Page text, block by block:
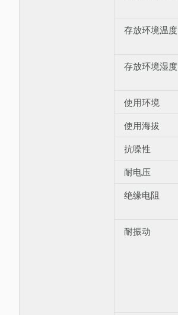
存放环境温度
存放环境湿度
使用环境
使用海拔
抗噪性
耐电压
绝缘电阻
耐振动